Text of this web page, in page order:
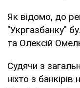
Як відомо, до
"Укргазбанку"
та Олексій
Судячи з
ніхто з